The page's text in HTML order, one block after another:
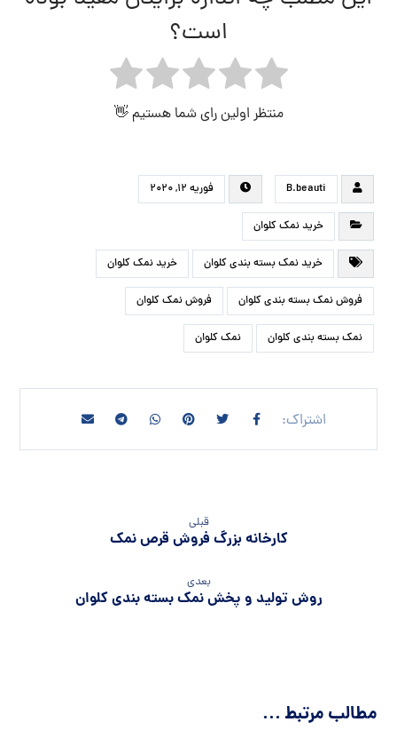
است؟
منتظر اولین رای شما هستیم 👋
B.beauti فوریه ۱۲, ۲۰۲۰
خرید نمک کلوان
خرید نمک بسته بندی کلوان خرید نمک کلوان
فروش نمک بسته بندی کلوان فروش نمک کلوان
نمک بسته بندی کلوان نمک کلوان
قبلی
کارخانه بزرگ فروش قرص نمک
بعدی
روش تولید و پخش نمک بسته بندی کلوان
مطالب مرتبط ...